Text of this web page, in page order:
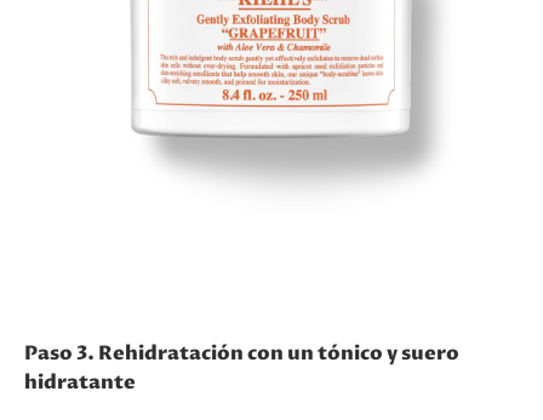
Paso 3. Rehidratación con un tónico y suero
hidratante